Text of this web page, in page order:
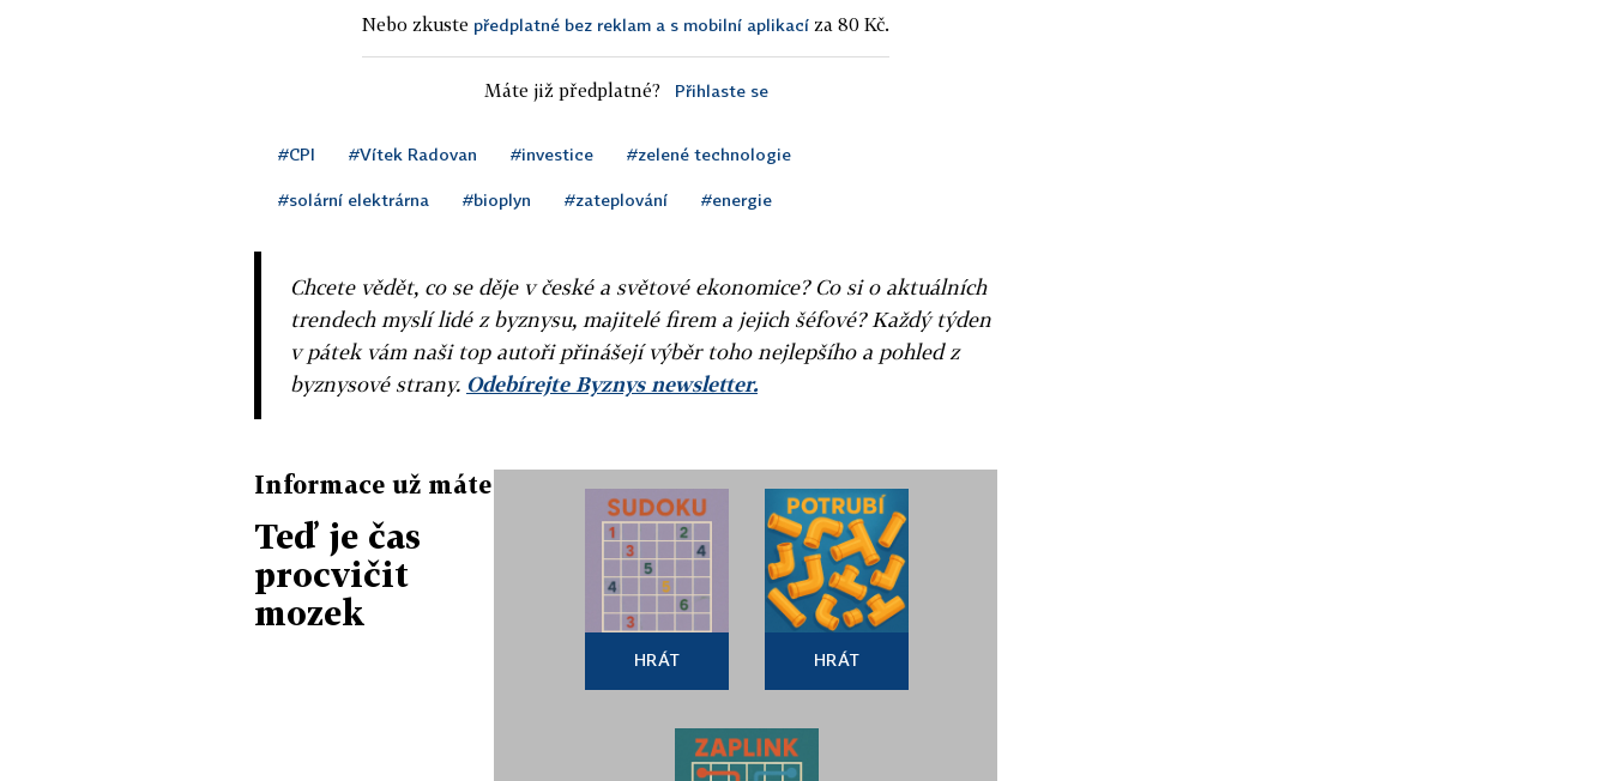
Nebo zkuste předplatné bez reklam a s mobilní aplikací za 80 Kč.
Máte již předplatné? Přihlaste se
#CPI #Vítek Radovan #investice #zelené technologie
#solární elektrárna #bioplyn #zateplování #energie
Chcete vědět, co se děje v české a světové ekonomice? Co si o aktuálních
trendech myslí lidé z byznysu, majitelé firem a jejich šéfové? Každý týden
v pátek vám naši top autoři přinášejí výběr toho nejlepšího a pohled z
byznysové strany. Odebírejte Byznys newsletter.
Informace už máte
Teď je čas
procvičit
mozek
HRÁT HRÁT